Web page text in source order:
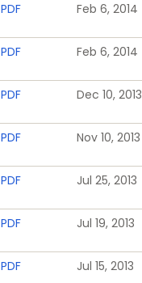
PDF Feb 6, 2014
PDF Feb 6, 2014
PDF Dec 10, 2013
PDF Nov 10, 2013
PDF Jul 25, 2013
PDF Jul 19, 2013
PDF Jul 15, 2013